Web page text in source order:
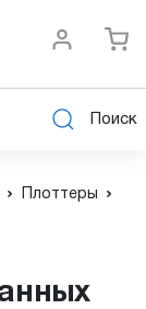
Поиск
Плоттеры